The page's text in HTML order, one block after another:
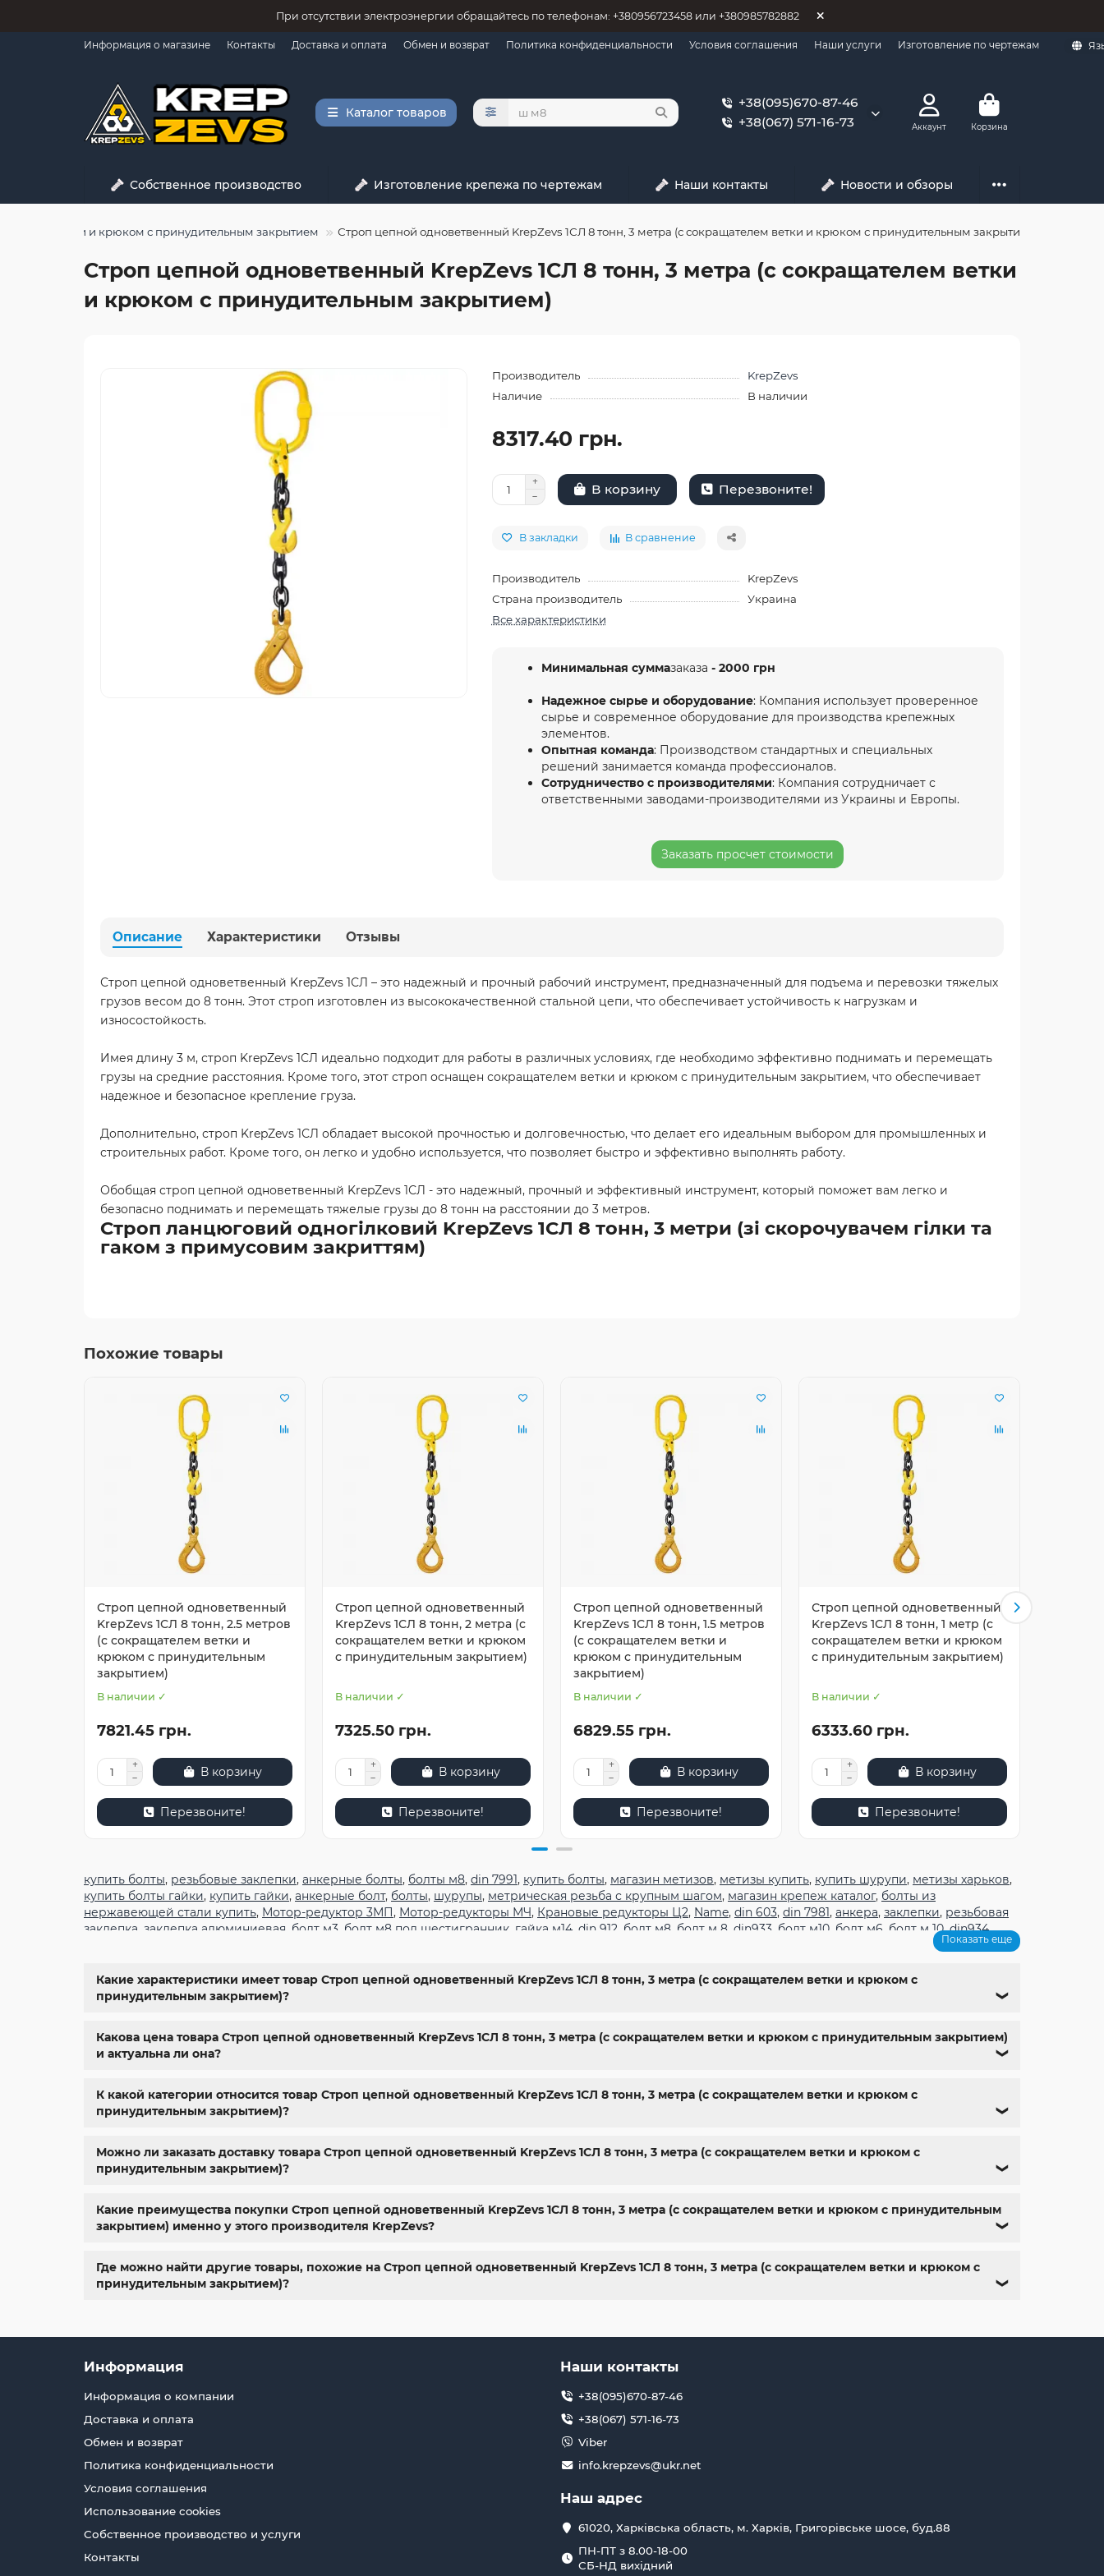
При отсутствии электроэнергии обращайтесь по телефонам: +380956723458 или +380985782882
Информация о магазине Контакты Доставка и оплата Обмен и возврат Политика конфиденциальности Условия соглашения Наши услуги Изготовление по чертежам
Каталог товаров
+38(095)670-87-46
+38(067) 571-16-73
Аккаунт Корзина
Собственное производство Изготовление крепежа по чертежам Наши контакты Новости и обзоры
ветки и крюком с принудительным закрытием Строп цепной одноветвенный KrepZevs 1СЛ 8 тонн, 3 метра (с сокращателем ветки и крюком с принудительным закрытием)
Строп цепной одноветвенный KrepZevs 1СЛ 8 тонн, 3 метра (с сокращателем ветки
и крюком с принудительным закрытием)
Производитель
KrepZevs
Наличие
В наличии
8317.40 грн.
В корзину Перезвоните!
В закладки В сравнение
Производитель
KrepZevs
Страна производитель
Украина
Все характеристики
Минимальная суммазаказа - 2000 грн
Надежное сырье и оборудование: Компания использует проверенное
сырье и современное оборудование для производства крепежных
элементов.
Опытная команда: Производством стандартных и специальных
решений занимается команда профессионалов.
Сотрудничество с производителями: Компания сотрудничает с
ответственными заводами-производителями из Украины и Европы.
Заказать просчет стоимости
Описание Характеристики Отзывы
Строп цепной одноветвенный KrepZevs 1СЛ – это надежный и прочный рабочий инструмент, предназначенный для подъема и перевозки тяжелых
грузов весом до 8 тонн. Этот строп изготовлен из высококачественной стальной цепи, что обеспечивает устойчивость к нагрузкам и
износостойкость.
Имея длину 3 м, строп KrepZevs 1СЛ идеально подходит для работы в различных условиях, где необходимо эффективно поднимать и перемещать
грузы на средние расстояния. Кроме того, этот строп оснащен сокращателем ветки и крюком с принудительным закрытием, что обеспечивает
надежное и безопасное крепление груза.
Дополнительно, строп KrepZevs 1СЛ обладает высокой прочностью и долговечностью, что делает его идеальным выбором для промышленных и
строительных работ. Кроме того, он легко и удобно используется, что позволяет быстро и эффективно выполнять работу.
Обобщая строп цепной одноветвенный KrepZevs 1СЛ - это надежный, прочный и эффективный инструмент, который поможет вам легко и
безопасно поднимать и перемещать тяжелые грузы до 8 тонн на расстоянии до 3 метров.
Строп ланцюговий одногілковий KrepZevs 1СЛ 8 тонн, 3 метри (зі скорочувачем гілки та
гаком з примусовим закриттям)
Похожие товары
Строп цепной одноветвенный
KrepZevs 1СЛ 8 тонн, 2.5 метров
(с сокращателем ветки и
крюком с принудительным
закрытием)
В наличии ✓
7821.45 грн.
В корзину
Перезвоните!
Строп цепной одноветвенный
KrepZevs 1СЛ 8 тонн, 2 метра (с
сокращателем ветки и крюком
с принудительным закрытием)
В наличии ✓
7325.50 грн.
В корзину
Перезвоните!
Строп цепной одноветвенный
KrepZevs 1СЛ 8 тонн, 1.5 метров
(с сокращателем ветки и
крюком с принудительным
закрытием)
В наличии ✓
6829.55 грн.
В корзину
Перезвоните!
Строп цепной одноветвенный
KrepZevs 1СЛ 8 тонн, 1 метр (с
сокращателем ветки и крюком
с принудительным закрытием)
В наличии ✓
6333.60 грн.
В корзину
Перезвоните!
купить болты, резьбовые заклепки, анкерные болты, болты м8, din 7991, купить болты, магазин метизов, метизы купить, купить шурупи, метизы харьков,
купить болты гайки, купить гайки, анкерные болт, болты, шурупы, метрическая резьба с крупным шагом, магазин крепеж каталог, болты из
нержавеющей стали купить, Мотор-редуктор 3МП, Мотор-редукторы МЧ, Крановые редукторы Ц2, Name, din 603, din 7981, анкера, заклепки, резьбовая
заклепка заклепка алюминиевая болт м3 болт м8 под шестигранник гайка м14 din 912 болт м8 болт м 8 din933 болт м10 болт м6 болт м 10,din934,
din 11024,din
болты харьков,болты гайки шайбы,болты госты,стопорные гайки,магазин метизов киев,купить винты,болты с гайкой,болт нержавійка
м8,болт м8 нержавейка,купить болт м 10
Показать еще
Какие характеристики имеет товар Строп цепной одноветвенный KrepZevs 1СЛ 8 тонн, 3 метра (с сокращателем ветки и крюком с
принудительным закрытием)?
❯
Какова цена товара Строп цепной одноветвенный KrepZevs 1СЛ 8 тонн, 3 метра (с сокращателем ветки и крюком с принудительным закрытием)
и актуальна ли она?
❯
К какой категории относится товар Строп цепной одноветвенный KrepZevs 1СЛ 8 тонн, 3 метра (с сокращателем ветки и крюком с
принудительным закрытием)?
❯
Можно ли заказать доставку товара Строп цепной одноветвенный KrepZevs 1СЛ 8 тонн, 3 метра (с сокращателем ветки и крюком с
принудительным закрытием)?
❯
Какие преимущества покупки Строп цепной одноветвенный KrepZevs 1СЛ 8 тонн, 3 метра (с сокращателем ветки и крюком с принудительным
закрытием) именно у этого производителя KrepZevs?
❯
Где можно найти другие товары, похожие на Строп цепной одноветвенный KrepZevs 1СЛ 8 тонн, 3 метра (с сокращателем ветки и крюком с
принудительным закрытием)?
❯
Информация
Информация о компании
Доставка и оплата
Обмен и возврат
Политика конфиденциальности
Условия соглашения
Использование cookies
Собственное производство и услуги
Контакты
Наши контакты
+38(095)670-87-46
+38(067) 571-16-73
Viber
info.krepzevs@ukr.net
Наш адрес
61020, Харківська область, м. Харків, Григорівське шосе, буд.88
ПН-ПТ з 8.00-18-00
СБ-НД вихідний